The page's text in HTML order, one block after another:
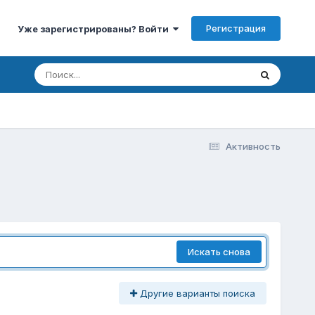
Уже зарегистрированы? Войти Регистрация
Активность
Искать снова
Другие варианты поиска